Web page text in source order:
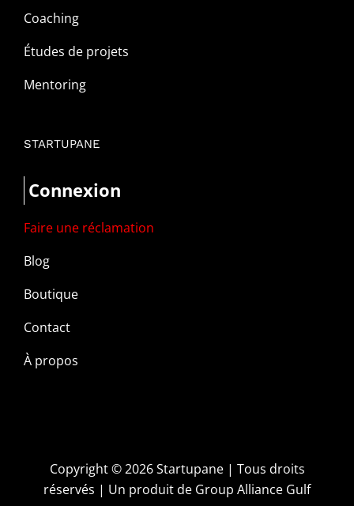
Coaching
Études de projets
Mentoring
STARTUPANE
Connexion
Faire une réclamation
Blog
Boutique
Contact
À propos
Copyright ©2026 Startupane | Tous droits
réservés | Un produit de Group Alliance Gulf